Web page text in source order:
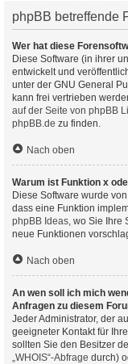
phpBB betreffende
Wer hat diese
Diese Software (in ihrer
entwickelt und
unter der GNU General
kann frei vertrieben
auf der Seite von phpBB
phpBB.de zu finden.
Nach oben
Warum ist Funktion x
Diese Software wurde
dass eine Funktion
phpBB Ideas, wo Sie Ihre
neue Funktionen
Nach oben
An wen soll ich mich
Anfragen zu diesem
Jeder Administrator, der
geeigneter Kontakt für
sollten Sie den Besitzer
„WHOIS“-Abfrage durch)